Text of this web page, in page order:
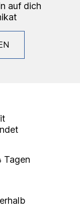
auf dich
Tagen